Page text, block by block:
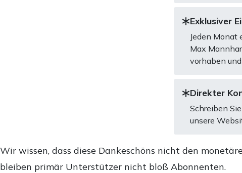
Exklusiver
Jeden
Max
vorhaben
Direkter
Schreiben
unsere
Wir wissen, dass diese Dankeschöns nicht den
bleiben primär Unterstützer nicht bloß Abonnenten.